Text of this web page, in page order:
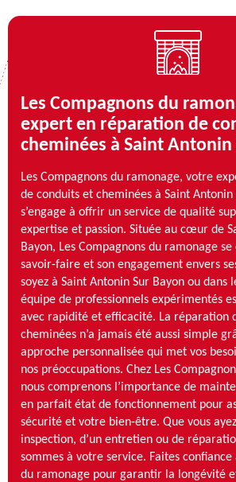
Les Compagnons du
expert en réparation de
cheminées à Saint Antonin
Les Compagnons du ramonage, votre
de conduits et cheminées à Saint Antonin
s’engage à offrir un service de qualité
expertise et passion. Située au cœur de
Bayon, Les Compagnons du ramonage
savoir-faire et son engagement envers
soyez à Saint Antonin Sur Bayon ou dans
équipe de professionnels expérimentés
avec rapidité et efficacité. La réparation
cheminées n’a jamais été aussi simple
approche personnalisée qui met vos
nos préoccupations. Chez Les
nous comprenons l’importance de
en parfait état de fonctionnement pour
sécurité et votre bien-être. Que vous
inspection, d’un entretien ou de
sommes à votre service. Faites confiance
du ramonage pour garantir la longévité